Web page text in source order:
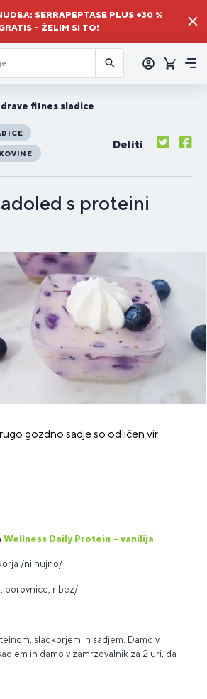
SERRAPEPTASE PLUS +30 %
– ŽELIM SI TO!
fitnes sladice
Deliti
s proteini
gozdno sadje so odličen vir
Wellness Daily Protein – vanilija
/ni nujno/
borovnice, ribez/
sladkorjem in sadjem. Damo v
in damo v zamrzovalnik za 2 uri, da